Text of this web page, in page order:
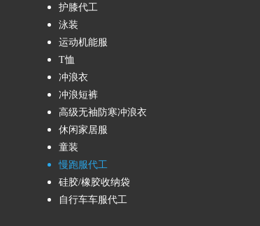
护膝代工
泳装
运动机能服
T恤
冲浪衣
冲浪短裤
高级无袖防寒冲浪衣
休闲家居服
童装
慢跑服代工
硅胶/橡胶收纳袋
自行车车服代工